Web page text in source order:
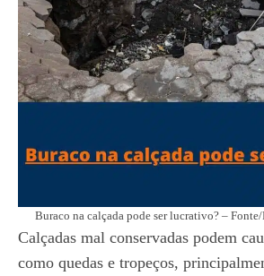
Buraco na calçada pode ser lucrativo? –
Calçadas mal conservadas podem
como quedas e tropeços,